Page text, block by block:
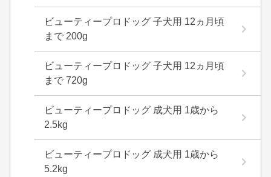
ビューティープロドッグ 子犬用 12ヵ月頃
まで 200g
ビューティープロドッグ 子犬用 12ヵ月頃
まで 720g
ビューティープロドッグ 成犬用 1歳から
2.5kg
ビューティープロドッグ 成犬用 1歳から
5.2kg